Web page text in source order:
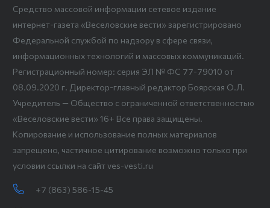
Средство массовой информации сетевое издание
интернет-газета «Веселовские вести» зарегистрировано
Федеральной службой по надзору в сфере связи,
информационных технологий и массовых коммуникаций.
Регистрационный номер: серия ЭЛ № ФС 77-79010 от
08.09.2020 г. Директор-главный редактор Боярская О.Л.
Учредитель — Общество с ограниченной ответственностью
«Веселовские вести» 16+ Все права защищены.
Копирование и использование полных материалов
запрещено, частичное цитирование возможно только при
условии ссылки на сайт ves-vesti.ru
+7 (863) 586-15-45